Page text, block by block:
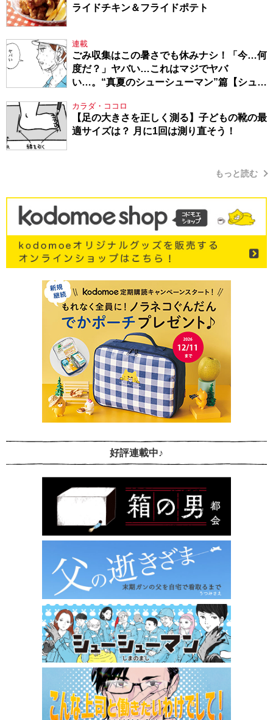
ライドチキン＆フライドポテト
連載
ごみ収集はこの暑さでも休みナシ！「今…何
度だ？」ヤバい…これはマジでヤバ
い…。“真夏のシューシューマン”篇【シュー
カラダ・ココロ
【足の大きさを正しく測る】子どもの靴の最
適サイズは？ 月に1回は測り直そう！
もっと読む
好評連載中♪